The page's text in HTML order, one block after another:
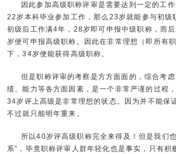
因此参加高级职称评审是需要达到一定的工
22岁本科毕业参加工作，那么23岁就能参与初级
初级后工作满4年，28岁即可申报中级职称，而
岁便可申报高级职称。因此在非常理想（即所有
下，34岁便能获得高级职称。
但是职称评审的考察是方方面面的，综合考
绩、能力等各方面因素，是一个非常严谨的过程
34岁评上高级是非常理想的状态。因为并不能保
不过就只能明年重来。
所以40岁评高级职称完全来得及！但是我们
系”，毕竟职称评审人群年轻化也是事实，只有积